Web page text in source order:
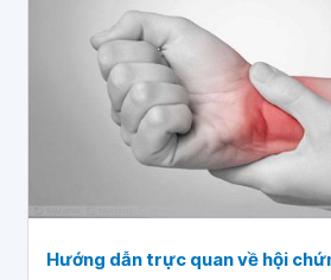
Hướng dẫn trực quan về hội